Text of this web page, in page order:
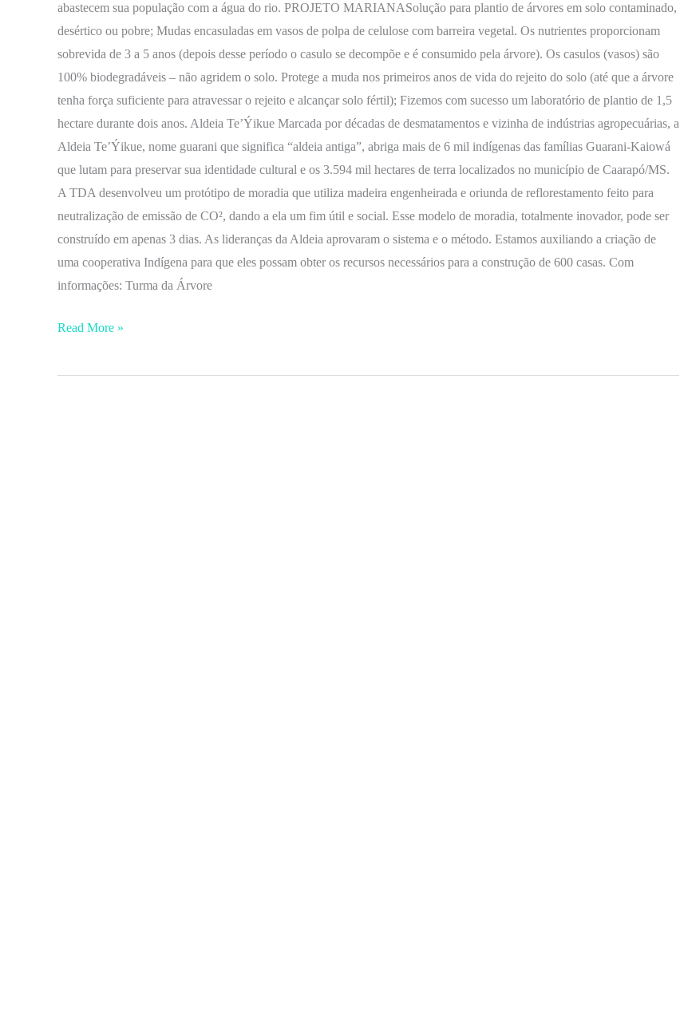
abastecem sua população com a água do rio. PROJETO MARIANASolução para plantio de árvores em solo contaminado,
desértico ou pobre; Mudas encasuladas em vasos de polpa de celulose com barreira vegetal. Os nutrientes proporcionam
sobrevida de 3 a 5 anos (depois desse período o casulo se decompõe e é consumido pela árvore). Os casulos (vasos) são
100% biodegradáveis – não agridem o solo. Protege a muda nos primeiros anos de vida do rejeito do solo (até que a árvore
tenha força suficiente para atravessar o rejeito e alcançar solo fértil); Fizemos com sucesso um laboratório de plantio de 1,5
hectare durante dois anos. Aldeia Te’Ýikue Marcada por décadas de desmatamentos e vizinha de indústrias agropecuárias, a
Aldeia Te’Ýikue, nome guarani que significa “aldeia antiga”, abriga mais de 6 mil indígenas das famílias Guarani-Kaiowá
que lutam para preservar sua identidade cultural e os 3.594 mil hectares de terra localizados no município de Caarapó/MS.
A TDA desenvolveu um protótipo de moradia que utiliza madeira engenheirada e oriunda de reflorestamento feito para
neutralização de emissão de CO², dando a ela um fim útil e social. Esse modelo de moradia, totalmente inovador, pode ser
construído em apenas 3 dias. As lideranças da Aldeia aprovaram o sistema e o método. Estamos auxiliando a criação de
uma cooperativa Indígena para que eles possam obter os recursos necessários para a construção de 600 casas. Com
informações: Turma da Árvore
Read More »